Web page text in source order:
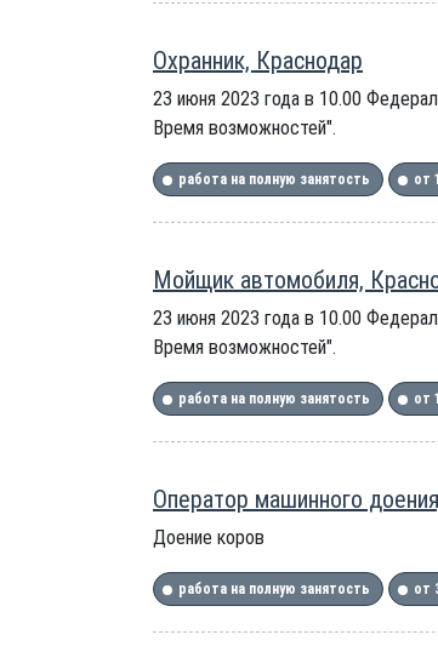
Охранник, Краснодар
23 июня 2023 года в 10.00
Время возможностей".
работа на полную занятость от
Мойщик автомобиля,
23 июня 2023 года в 10.00
Время возможностей".
работа на полную занятость от
Оператор машинного
Доение коров
работа на полную занятость от